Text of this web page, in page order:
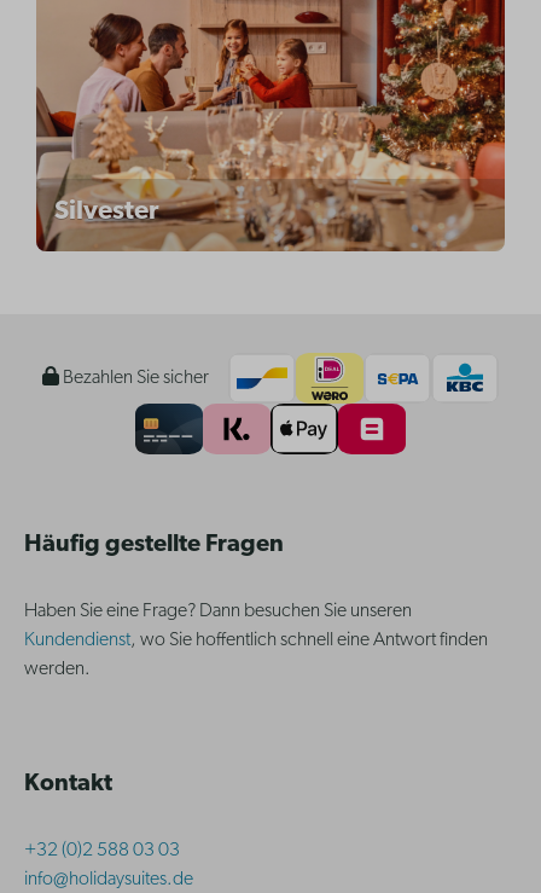
Silvester
Bezahlen Sie sicher
Häufig gestellte Fragen
Haben Sie eine Frage? Dann besuchen Sie unseren
Kundendienst, wo Sie hoffentlich schnell eine Antwort finden
werden.
Kontakt
+32 (0)2 588 03 03
info@holidaysuites.de